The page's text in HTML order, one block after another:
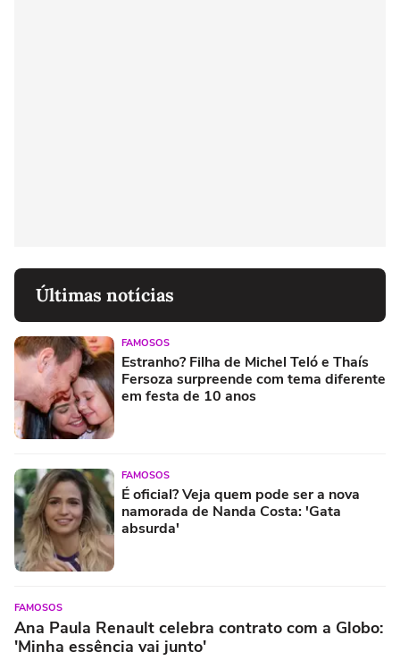
Últimas notícias
FAMOSOS
Estranho? Filha de Michel Teló e Thaís
Fersoza surpreende com tema diferente
em festa de 10 anos
FAMOSOS
É oficial? Veja quem pode ser a nova
namorada de Nanda Costa: 'Gata
absurda'
FAMOSOS
Ana Paula Renault celebra contrato com a Globo:
'Minha essência vai junto'